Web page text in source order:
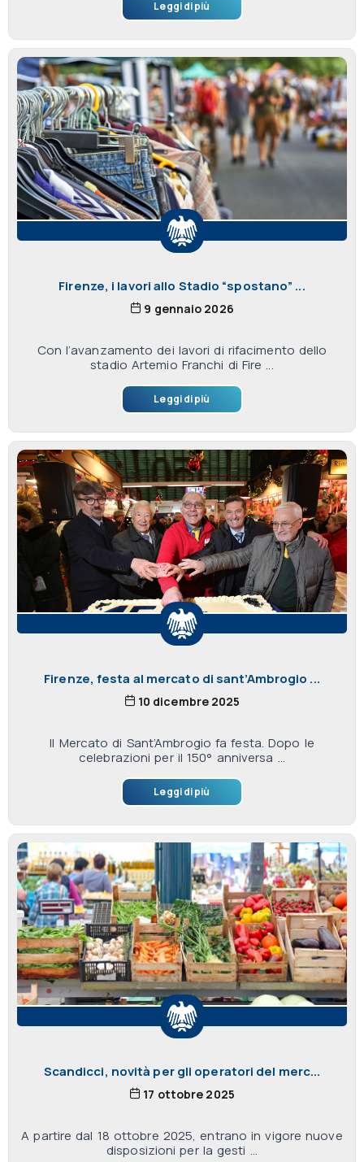
Leggi di più
Firenze, i lavori allo Stadio “spostano” ...
9 gennaio 2026
Con l’avanzamento dei lavori di rifacimento dello
stadio Artemio Franchi di Fire ...
Leggi di più
Firenze, festa al mercato di sant’Ambrogio ...
10 dicembre 2025
Il Mercato di Sant’Ambrogio fa festa. Dopo le
celebrazioni per il 150° anniversa ...
Leggi di più
Scandicci, novità per gli operatori del merc...
17 ottobre 2025
A partire dal 18 ottobre 2025, entrano in vigore nuove
disposizioni per la gesti ...